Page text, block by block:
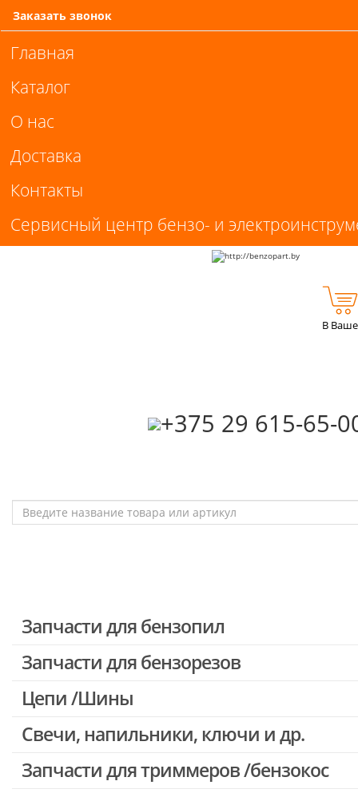
Заказать звонок
Главная
Каталог
О нас
Доставка
Контакты
Сервисный центр бензо- и
‎+375 29 615-65-
В
Запчасти для бензопил
Запчасти для бензопил Stihl
Запчасти для бензопил Oleo-mac, Echo и др.
Запчасти для бензорезов
Цепи /Шины
Свечи, напильники, ключи и др.
Запчасти для триммеров /бензокос